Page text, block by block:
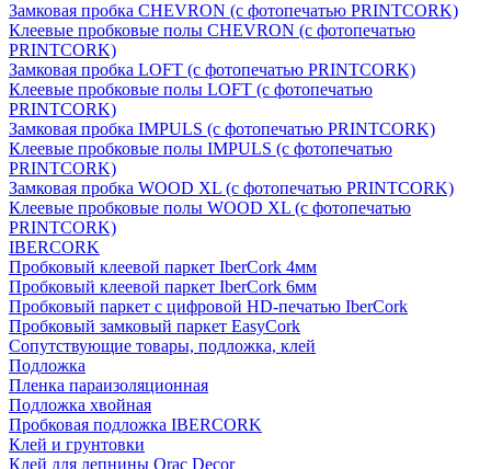
Замковая пробка CHEVRON (с фотопечатью PRINTCORK)
Клеевые пробковые полы CHEVRON (с фотопечатью
PRINTCORK)
Замковая пробка LOFT (с фотопечатью PRINTCORK)
Клеевые пробковые полы LOFT (с фотопечатью
PRINTCORK)
Замковая пробка IMPULS (с фотопечатью PRINTCORK)
Клеевые пробковые полы IMPULS (с фотопечатью
PRINTCORK)
Замковая пробка WOOD XL (с фотопечатью PRINTCORK)
Клеевые пробковые полы WOOD XL (с фотопечатью
PRINTCORK)
IBERCORK
Пробковый клеевой паркет IberCork 4мм
Пробковый клеевой паркет IberCork 6мм
Пробковый паркет с цифровой HD-печатью IberCork
Пробковый замковый паркет EasyCork
Сопутствующие товары, подложка, клей
Подложка
Пленка параизоляционная
Подложка хвойная
Пробковая подложка IBERCORK
Клей и грунтовки
Клей для лепнины Orac Decor